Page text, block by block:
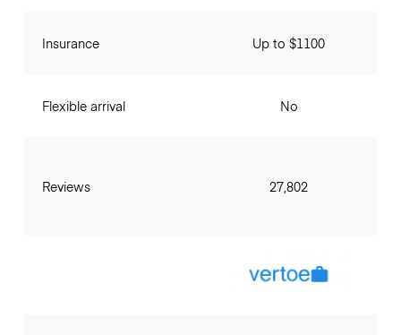
Insurance
Flexible arrival
Reviews
Up to $1100
No
27,802